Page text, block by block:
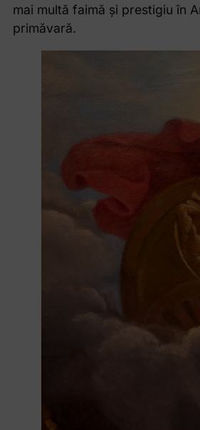
mai multă faimă și prestigiu în
primăvară.